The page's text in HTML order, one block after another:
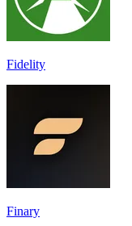
Fidelity
Finary